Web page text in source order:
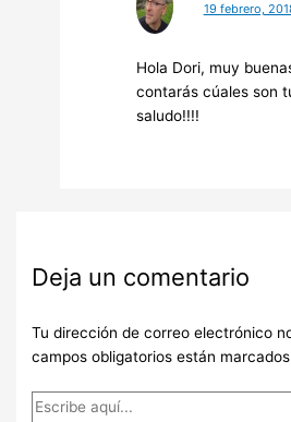
19 febrero,
Hola Dori, muy
contarás cúales son
saludo!!!!
Deja un comentario
Tu dirección de correo electrónico
campos obligatorios están
Escribe